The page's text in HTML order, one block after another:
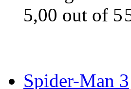
Spider-Man 3